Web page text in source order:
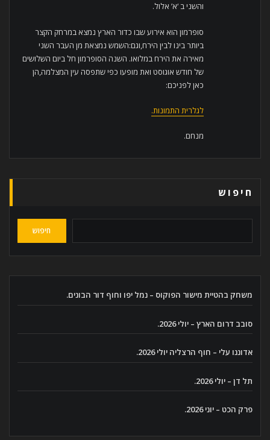
והשני ב ‘א’ אלול.
סופרמון הוא אירוע שבו כדור הארץ נמצא במרחק הקצר
ביותר בינו לבין הירח,וגם:השמש נמצאת מן העבר השני
מאירה את הירח במלואו. השנה הסופרמון חל ביום השלושים
של חודש אוגוסט ואת מופעו כפי שתפסה עין המצלמה,הן
כאן לפניכם:
לגלרית התמונות.
מנחם.
חיפוש
חיפוש
משחק בהטיית מישור הפוקוס – נמל יפו וחוף דור הבונים.
סובב דרום הארץ – יולי 2026.
אדוננו עלי – חוף הרצליה יולי 2026.
תל דן – יולי 2026.
פרק הכט – יוני 2026.